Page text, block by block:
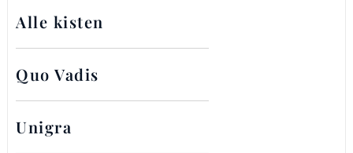
Alle kisten
Quo Vadis
Unigra